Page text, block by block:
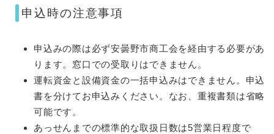
申込時の注意事項
申込みの際は必ず安曇野市商工会を経由する必要があ
ります。窓口での受取りはできません。
運転資金と設備資金の一括申込みはできません。申込
書を分けてお申込みください。なお、重複書類は省略
可能です。
あっせんまでの標準的な取扱日数は5営業日程度で